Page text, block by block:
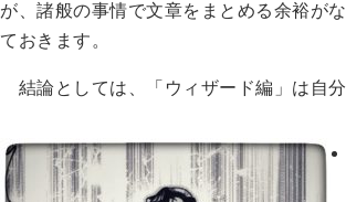
が、諸般の事情で文章をまとめる余裕が
ておきます。
結論としては、「ウィザード編」は自